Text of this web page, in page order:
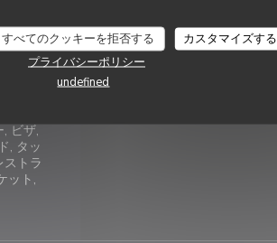
すべてのクッキーを拒否する
カスタマイズする
プライバシーポリシー
undefined
くの公
ド, エ
取り除
ビザ,
, タッ
トラ
ット,